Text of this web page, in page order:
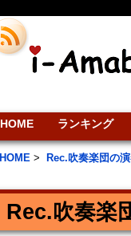
HOME ランキング
HOME > Rec.吹奏楽団の
Rec.吹奏楽